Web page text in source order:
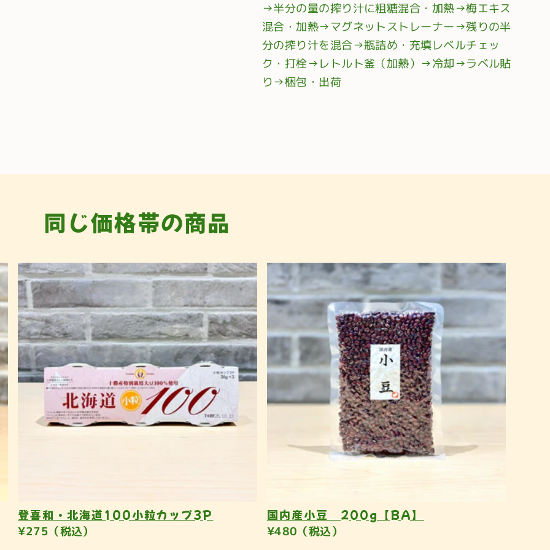
→半分の量の搾り汁に粗糖混合・加熱→梅エキス
混合・加熱→マグネットストレーナー→残りの半
分の搾り汁を混合→瓶詰め・充填レベルチェッ
ク・打栓→レトルト釜（加熱）→冷却→ラベル貼
り→梱包・出荷
同じ価格帯の商品
登喜和・北海道100小粒カップ3P
¥275（税込）
国内産小豆 200g【BA】
¥480（税込）